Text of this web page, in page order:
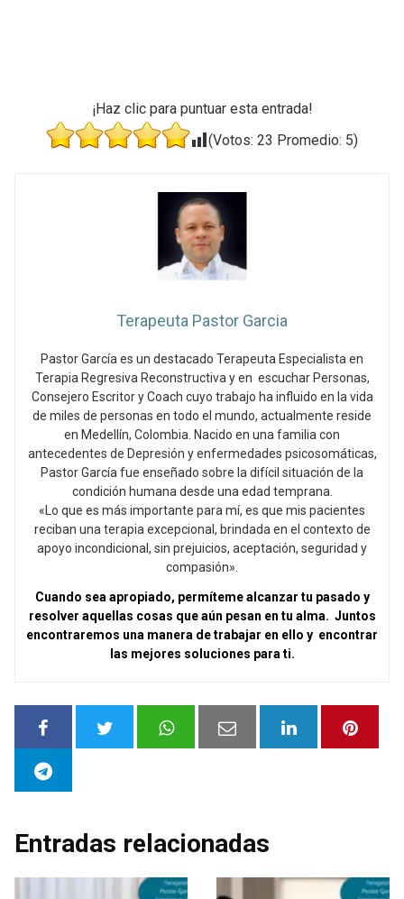
¡Haz clic para puntuar esta entrada!
(Votos: 23 Promedio: 5)
Terapeuta Pastor Garcia
Pastor García es un destacado Terapeuta Especialista en
Terapia Regresiva Reconstructiva y en escuchar Personas,
Consejero Escritor y Coach cuyo trabajo ha influido en la vida
de miles de personas en todo el mundo, actualmente reside
en Medellín, Colombia. Nacido en una familia con
antecedentes de Depresión y enfermedades psicosomáticas,
Pastor García fue enseñado sobre la difícil situación de la
condición humana desde una edad temprana.
«Lo que es más importante para mí, es que mis pacientes
reciban una terapia excepcional, brindada en el contexto de
apoyo incondicional, sin prejuicios, aceptación, seguridad y
compasión».
Cuando sea apropiado, permíteme alcanzar tu pasado y
resolver aquellas cosas que aún pesan en tu alma. Juntos
encontraremos una manera de trabajar en ello y encontrar
las mejores soluciones para ti.
Entradas relacionadas